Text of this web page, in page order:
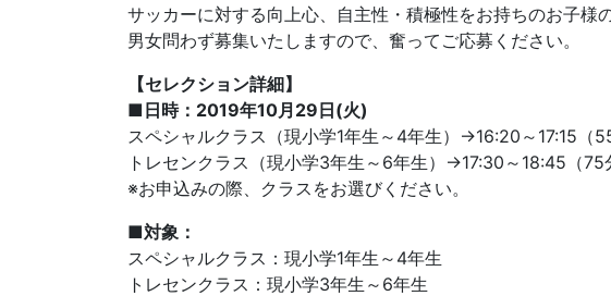
サッカーに対する向上心、自主性・積極性をお持ちのお子様
男女問わず募集いたしますので、奮ってご応募ください。
【セレクション詳細】
■日時：2019年10月29日(火)
スペシャルクラス（現小学1年生～4年生）→16:20～17:15（55
トレセンクラス（現小学3年生～6年生）→17:30～18:45（75
※お申込みの際、クラスをお選びください。
■対象：
スペシャルクラス：現小学1年生～4年生
トレセンクラス：現小学3年生～6年生